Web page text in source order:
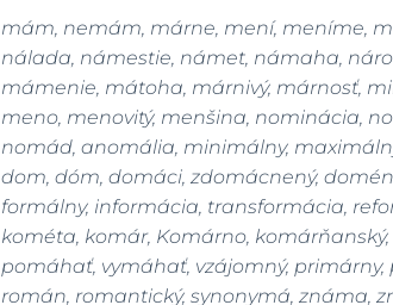
mám, nemám, márne, mení, meníme,
nálada, námestie, námet, námaha,
mámenie, mátoha, márnivý, márnosť,
meno, menovitý, menšina, nominácia,
nomád, anomália, minimálny,
dom, dóm, domáci, zdomácnený,
formálny, informácia, transformácia,
kométa, komár, Komárno, komárňanský,
pomáhať, vymáhať, vzájomný, primárny,
román, romantický, synonymá, známa,